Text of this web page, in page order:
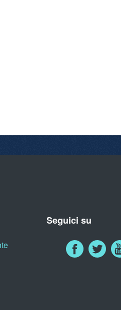
Seguici su